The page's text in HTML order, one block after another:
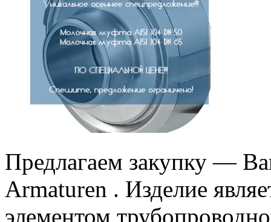
Предлагаем закупку —
Armaturen . Изделие
элементом